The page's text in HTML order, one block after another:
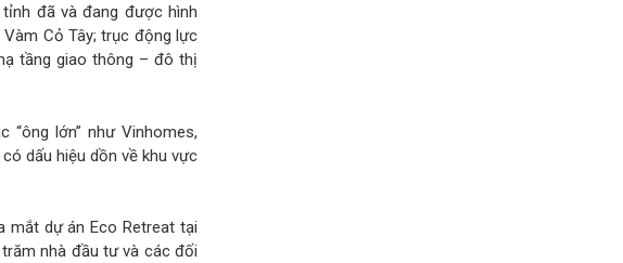
đã và đang được hình
Cỏ Tây; trục động lực
tầng giao thông – đô thị
lớn” như Vinhomes,
dấu hiệu dồn về khu vực
mắt dự án Eco Retreat tại
nhà đầu tư và các đối